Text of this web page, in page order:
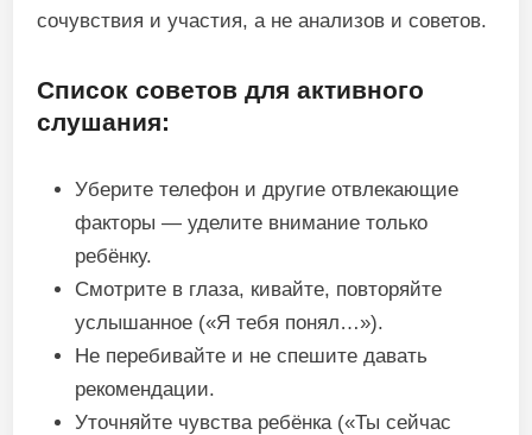
сочувствия и участия, а не анализов и советов.
Список советов для активного
слушания:
Уберите телефон и другие отвлекающие
факторы — уделите внимание только
ребёнку.
Смотрите в глаза, кивайте, повторяйте
услышанное («Я тебя понял…»).
Не перебивайте и не спешите давать
рекомендации.
Уточняйте чувства ребёнка («Ты сейчас